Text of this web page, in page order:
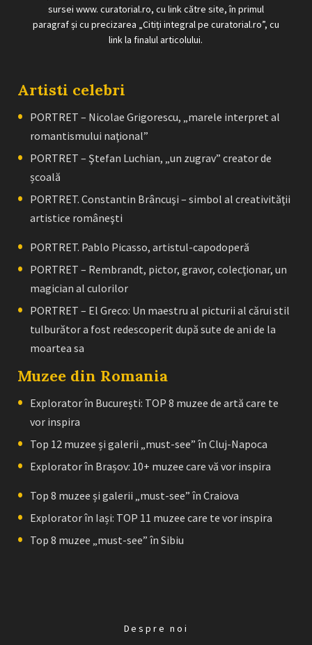
sursei www. curatorial.ro, cu link către site, în primul
paragraf și cu precizarea „Citiți integral pe curatorial.ro”, cu
link la finalul articolului.
Artisti celebri
PORTRET – Nicolae Grigorescu, „marele interpret al
romantismului naţional”
PORTRET – Ştefan Luchian, „un zugrav” creator de
școală
PORTRET. Constantin Brâncuşi – simbol al creativităţii
artistice româneşti
PORTRET. Pablo Picasso, artistul-capodoperă
PORTRET – Rembrandt, pictor, gravor, colecţionar, un
magician al culorilor
PORTRET – El Greco: Un maestru al picturii al cărui stil
tulburător a fost redescoperit după sute de ani de la
moartea sa
Muzee din Romania
Explorator în București: TOP 8 muzee de artă care te
vor inspira
Top 12 muzee și galerii „must-see” în Cluj-Napoca
Explorator în Brașov: 10+ muzee care vă vor inspira
Top 8 muzee și galerii „must-see” în Craiova
Explorator în Iași: TOP 11 muzee care te vor inspira
Top 8 muzee „must-see” în Sibiu
Despre noi